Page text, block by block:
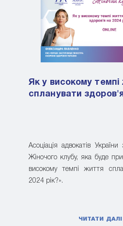
Як у високому темпі
спланувати
Асоціація адвокатів
Жіночого клубу, яка буде
високому темпі життя
2024 рік?».
ЧИТАТИ ДАЛІ